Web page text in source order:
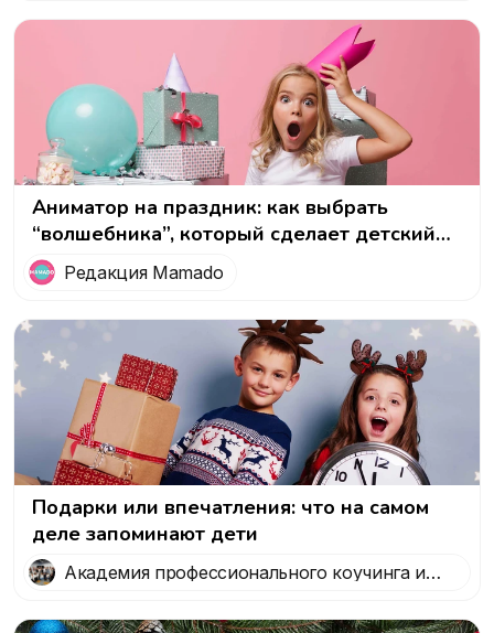
Аниматор на праздник: как выбрать
“волшебника”, который сделает детский
день незабываемым!
Редакция Mamado
Подарки или впечатления: что на самом
деле запоминают дети
Академия профессионального коучинга и